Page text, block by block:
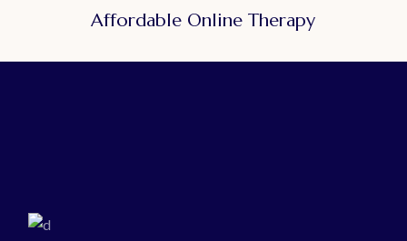
Affordable Online Therapy